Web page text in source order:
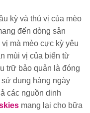
kỳ và thú vị của mèo
đến dòng sản
mà mèo cực kỳ yêu
mùi vị của biển từ
trữ bảo quản là đóng
dụng hàng ngày
các nguồn dinh
mang lại cho bữa